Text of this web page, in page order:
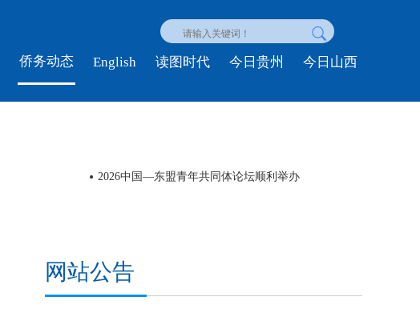
侨务动态 English 读图时代 今日贵州 今日山西
2026中国—东盟青年共同体论坛顺利举办
网站公告